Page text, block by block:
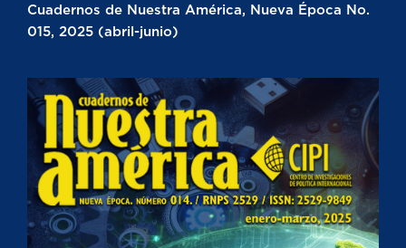
Cuadernos de Nuestra América, Nueva Época No.
015, 2025 (abril-junio)